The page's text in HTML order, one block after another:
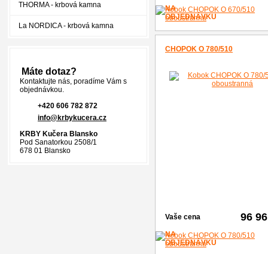
NA
OBJEDNÁVKU
CHOPOK O 780/510
Vaše cena 96
NA
OBJEDNÁVKU
THORMA - krbová kamna
La NORDICA - krbová kamna
Máte dotaz?
Kontaktujte nás, poradíme Vám s
objednávkou.
+420 606 782 872
info@krbykucera.cz
KRBY Kučera Blansko
Pod Sanatorkou 2508/1
678 01 Blansko